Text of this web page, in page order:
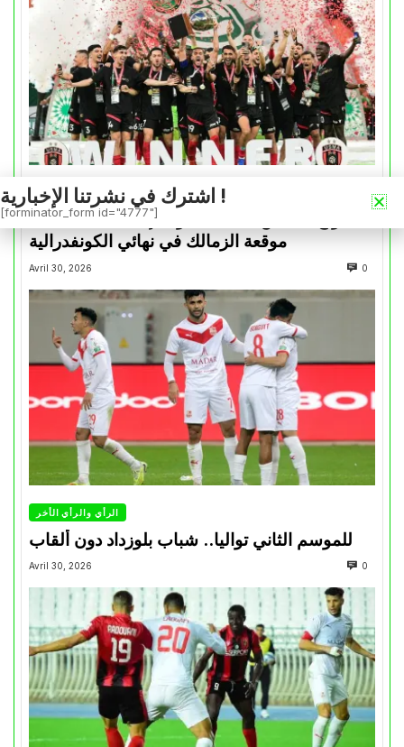
كأس الكونفدرالية
التتويج بالكأس.. دفعة معنوية لإتحاد العاصمة قبل
موقعة الزمالك في نهائي الكونفدرالية
Avril 30, 2026 0
الرأي والرأي الأخر
للموسم الثاني تواليا.. شباب بلوزداد دون ألقاب
Avril 30, 2026 0
اشترك في نشرتنا الإخبارية !
[forminator_form id="4777"]